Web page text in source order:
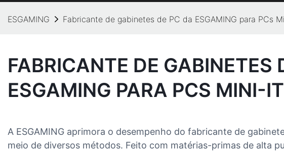
ESGAMING Fabricante de gabinetes de PC da ESGAMING para PCs
FABRICANTE DE GABINETES
ESGAMING PARA PCS MINI-
A ESGAMING aprimora o desempenho do fabricante de
meio de diversos métodos. Feito com matérias-primas de alta